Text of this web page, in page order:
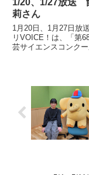
莉さん
1月20日、1月27日放
リVOICE！は、「第
芸サイエンスコンク